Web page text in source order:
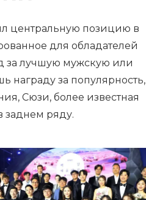
центральную позицию в
для обладателей
за лучшую мужскую или
награду за популярность,
Сюзи, более известная
заднем ряду.